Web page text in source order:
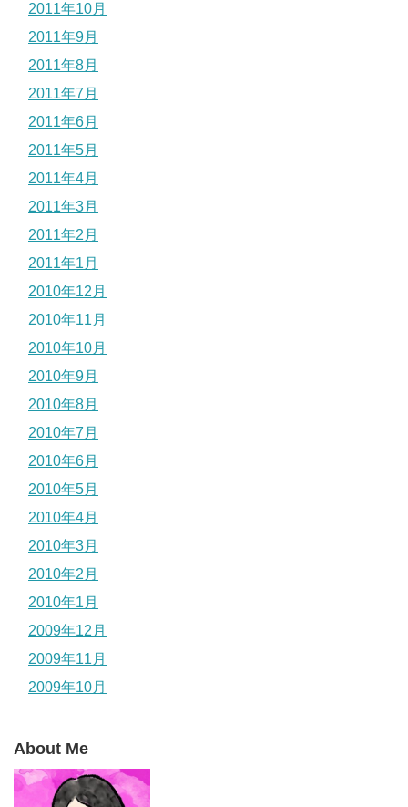
2011年10月
2011年9月
2011年8月
2011年7月
2011年6月
2011年5月
2011年4月
2011年3月
2011年2月
2011年1月
2010年12月
2010年11月
2010年10月
2010年9月
2010年8月
2010年7月
2010年6月
2010年5月
2010年4月
2010年3月
2010年2月
2010年1月
2009年12月
2009年11月
2009年10月
About Me